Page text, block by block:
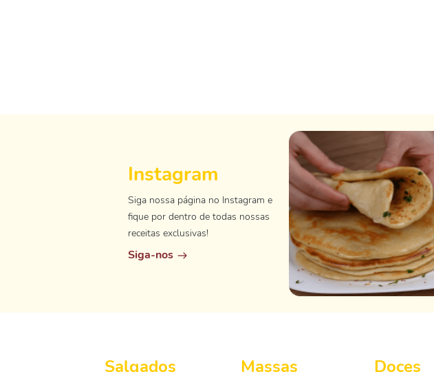
Instagram
Siga nossa página no Instagram e
fique por dentro de todas nossas
receitas exclusivas!
Siga-nos
Salgados Massas Doces